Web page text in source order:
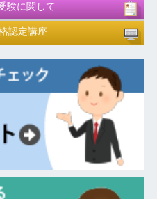
験に関して
認定講座